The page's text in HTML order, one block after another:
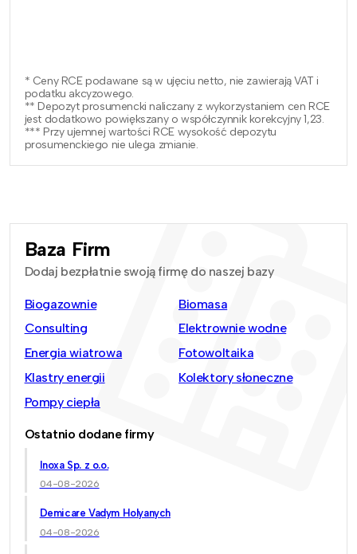
* Ceny RCE podawane są w ujęciu netto, nie zawierają VAT i
podatku akcyzowego.
** Depozyt prosumencki naliczany z wykorzystaniem cen RCE
jest dodatkowo powiększany o współczynnik korekcyjny 1,23.
*** Przy ujemnej wartości RCE wysokość depozytu
prosumenckiego nie ulega zmianie.
Baza Firm
Dodaj bezpłatnie swoją firmę do naszej bazy
Biogazownie
Biomasa
Consulting
Elektrownie wodne
Energia wiatrowa
Fotowoltaika
Klastry energii
Kolektory słoneczne
Pompy ciepła
Ostatnio dodane firmy
Inoxa Sp. z o.o.
04-08-2026
Demicare Vadym Holyanych
04-08-2026